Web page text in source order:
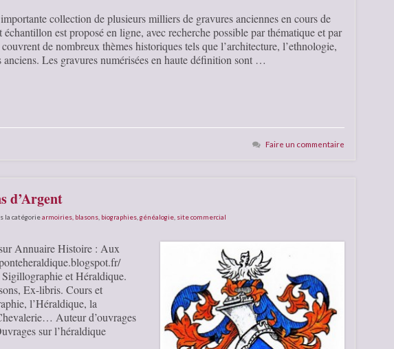
collection de plusieurs milliers de gravures anciennes en cours de
est proposé en ligne, avec recherche possible par thématique et par
de nombreux thèmes historiques tels que l’architecture, l’ethnologie,
anciens. Les gravures numérisées en haute définition sont …
Faire un commentaire
d’Argent
la catégoriearmoiries, blasons, biographies,généalogie, site commercial
Annuaire Histoire : Aux
et Héraldique.
Ex-libris. Cours et
l’Héraldique, la
Auteur d’ouvrages
sur l’héraldique